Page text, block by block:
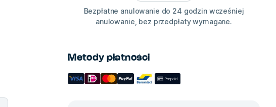
Bezpłatne anulowanie do 24 godzin wcześniej
anulowanie, bez przedpłaty wymagane.
Metody płatności